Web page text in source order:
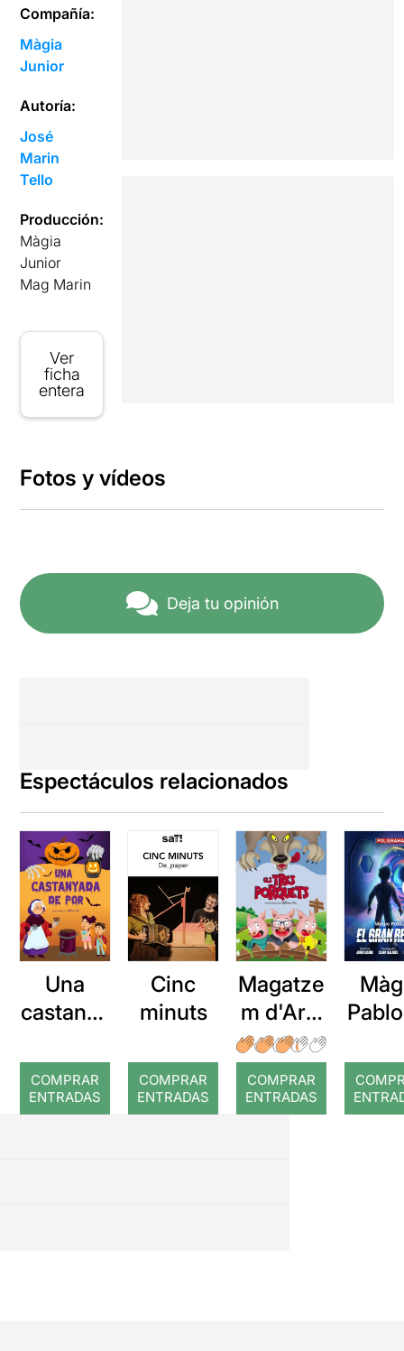
Compañía:
Màgia
Junior
Autoría:
José
Marin
Tello
Producción:
Màgia
Junior
Mag Marin
Ver
ficha
entera
Fotos y vídeos
Deja tu opinión
Espectáculos relacionados
Una
castanya
por
COMPRAR
ENTRADAS
Cinc
minuts
COMPRAR
ENTRADAS
Magatze
m d'Ars:
Els tres
porquets
COMPRAR
ENTRADAS